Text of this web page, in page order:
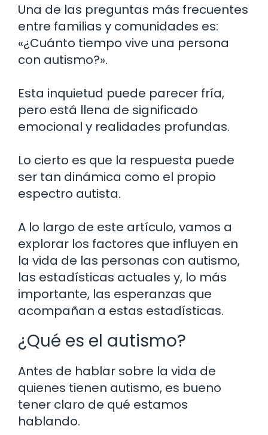
Una de las preguntas más frecuentes
entre familias y comunidades es:
«¿Cuánto tiempo vive una persona
con autismo?».
Esta inquietud puede parecer fría,
pero está llena de significado
emocional y realidades profundas.
Lo cierto es que la respuesta puede
ser tan dinámica como el propio
espectro autista.
A lo largo de este artículo, vamos a
explorar los factores que influyen en
la vida de las personas con autismo,
las estadísticas actuales y, lo más
importante, las esperanzas que
acompañan a estas estadísticas.
¿Qué es el autismo?
Antes de hablar sobre la vida de
quienes tienen autismo, es bueno
tener claro de qué estamos
hablando.